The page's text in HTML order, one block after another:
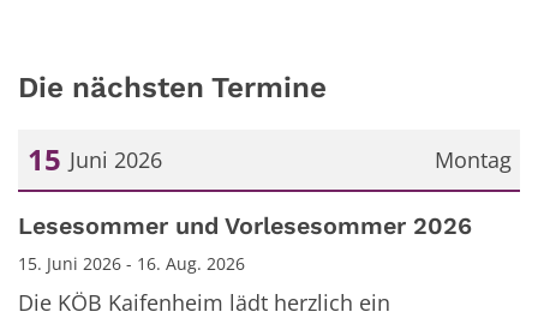
Die nächsten Termine
Montag
15 Juni 2026
Datum: 15. Juni 2026
Lesesommer und Vorlesesommer 2026
15. Juni 2026 - 16. Aug. 2026
Die KÖB Kaifenheim lädt herzlich ein